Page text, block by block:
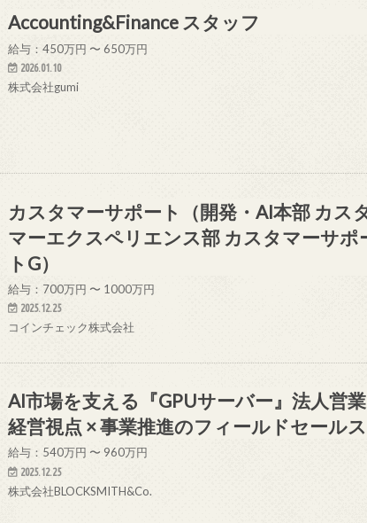
Accounting&Finance スタッフ
給与：450万円 〜 650万円
2026.01.10
株式会社gumi
カスタマーサポート（開発・AI本部 カス
マーエクスペリエンス部 カスタマーサポ
トG）
給与：700万円 〜 1000万円
2025.12.25
コインチェック株式会社
AI市場を支える『GPUサーバー』法人営業
経営視点 × 事業推進のフィールドセールス
給与：540万円 〜 960万円
2025.12.25
株式会社BLOCKSMITH&Co.